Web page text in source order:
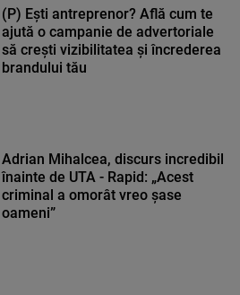
(P) Ești antreprenor? Află cum te
ajută o campanie de advertoriale
să crești vizibilitatea și încrederea
brandului tău
Adrian Mihalcea, discurs incredibil
înainte de UTA - Rapid: „Acest
criminal a omorât vreo șase
oameni”